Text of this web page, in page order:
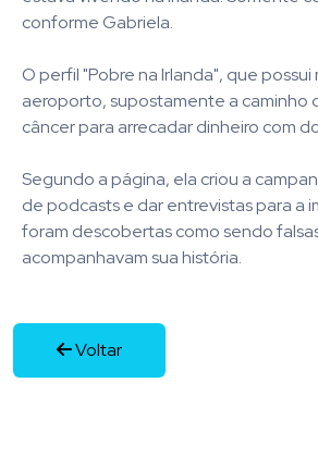
conforme Gabriela.
O perfil "Pobre na Irlanda", que
aeroporto, supostamente a caminho
câncer para arrecadar dinheiro com
Segundo a página, ela criou a
de podcasts e dar entrevistas para a
foram descobertas como sendo
acompanhavam sua história.
Voltar